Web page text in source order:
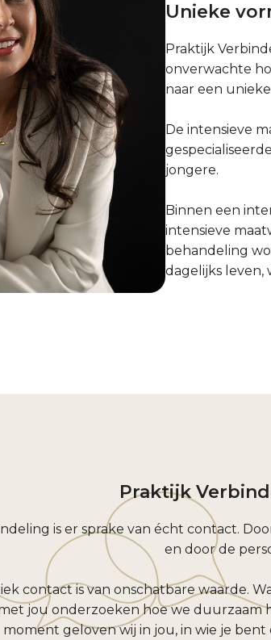
Unieke
Praktijk
onverwachte
naar een
De intensieve
jongere.
Binnen een
intensieve
behandeling
dagelijks leven,
Praktijk
is er sprake van écht contact.
en door de
contact is van onschatbare waarde.
jou onderzoeken hoe we duurzaam
moment geloven wij in jou, in wie je bent